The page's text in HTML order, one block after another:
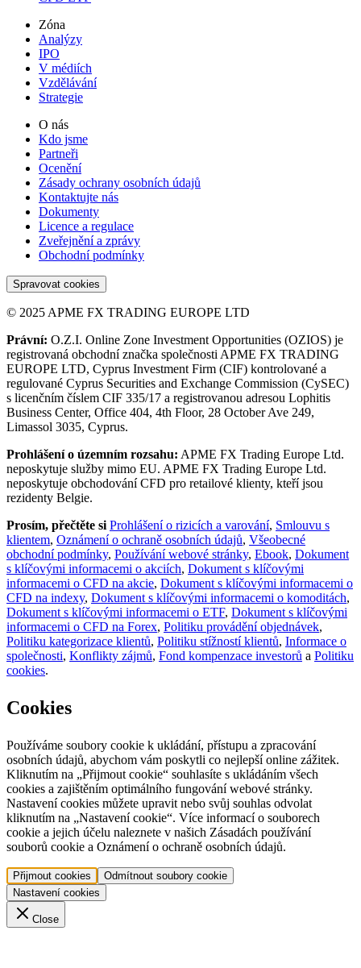
Zóna
Analýzy
IPO
V médiích
Vzdělávání
Strategie
O nás
Kdo jsme
Partneři
Ocenění
Zásady ochrany osobních údajů
Kontaktujte nás
Dokumenty
Licence a regulace
Zveřejnění a zprávy
Obchodní podmínky
Spravovat cookies
© 2025 APME FX TRADING EUROPE LTD
Právní: O.Z.I. Online Zone Investment Opportunities (OZIOS) je
registrovaná obchodní značka společnosti APME FX TRADING
EUROPE LTD, Cyprus Investment Firm (CIF) kontrolované a
regulované Cyprus Securities and Exchange Commission (CySEC)
s licenčním číslem CIF 335/17 a registrovanou adresou Lophitis
Business Center, Office 404, 4th Floor, 28 October Ave 249,
Limassol 3035, Cyprus.
Prohlášení o územním rozsahu: APME FX Trading Europe Ltd.
neposkytuje služby mimo EU. APME FX Trading Europe Ltd.
neposkytuje obchodování CFD pro retailové klienty, kteří jsou
rezidenty Belgie.
Prosím, přečtěte si Prohlášení o rizicích a varování, Smlouvu s
klientem, Oznámení o ochraně osobních údajů, Všeobecné
obchodní podmínky, Používání webové stránky, Ebook, Dokument
s klíčovými informacemi o akciích, Dokument s klíčovými
informacemi o CFD na akcie, Dokument s klíčovými informacemi o
CFD na indexy, Dokument s klíčovými informacemi o komoditách,
Dokument s klíčovými informacemi o ETF, Dokument s klíčovými
informacemi o CFD na Forex, Politiku provádění objednávek,
Politiku kategorizace klientů, Politiku stížností klientů, Informace o
společnosti, Konflikty zájmů, Fond kompenzace investorů a Politiku
cookies.
Cookies
Používáme soubory cookie k ukládání, přístupu a zpracování
osobních údajů, abychom vám poskytli co nejlepší online zážitek.
Kliknutím na „Přijmout cookie“ souhlasíte s ukládáním všech
cookies a zajištěním optimálního fungování webové stránky.
Nastavení cookies můžete upravit nebo svůj souhlas odvolat
kliknutím na „Nastavení cookie“. Více informací o souborech
cookie a jejich účelu naleznete v našich Zásadách používání
souborů cookie a Oznámení o ochraně osobních údajů.
Přijmout cookies
Odmítnout soubory cookie
Nastavení cookies
Close